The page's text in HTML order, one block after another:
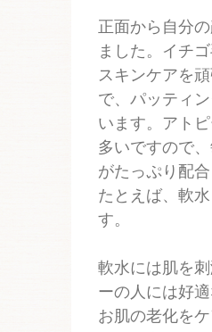
正面から自分
ました。イチ
スキンケアを
で、パッティ
います。アト
多いですので
がたっぷり配
たとえば、軟
す。
軟水には肌を
ーの人には好
お肌の老化を